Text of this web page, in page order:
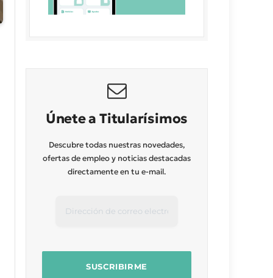
Únete a Titularísimos
Descubre todas nuestras novedades,
ofertas de empleo y noticias destacadas
directamente en tu e-mail.